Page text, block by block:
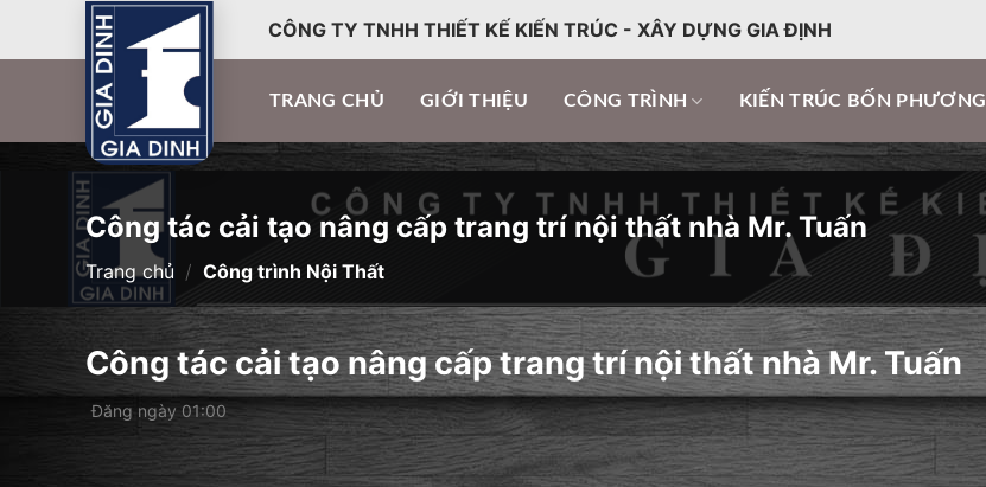
CÔNG TY TNHH THIẾT KẾ KIẾN TRÚC - XÂY DỰNG GIA ĐỊNH
TRANG CHỦ GIỚI THIỆU CÔNG TRÌNH KIẾN TRÚC BỐN PHƯƠNG
Công tác cải tạo nâng cấp trang trí nội thất nhà Mr. Tuấn
Trang chủ / Công trình Nội Thất
Công tác cải tạo nâng cấp trang trí nội thất nhà Mr. Tuấn
Đăng ngày 01:00